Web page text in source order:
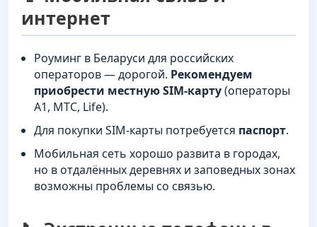
интернет
Роуминг в Беларуси для российских
операторов — дорогой. Рекомендуем
приобрести местную SIM-карту(операторы
A1, МТС, Life).
Для покупки SIM-карты потребуется паспорт.
Мобильная сеть хорошо развита в городах,
но в отдалённых деревнях и заповедных зонах
возможны проблемы со связью.